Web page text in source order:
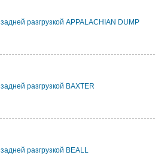
разгрузкой APPALACHIAN DUMP
разгрузкой BAXTER
разгрузкой BEALL